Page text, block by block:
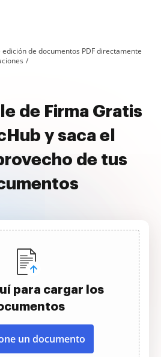
de documentos PDF directamente
de Firma Gratis
y saca el
de tus
para cargar los
un documento